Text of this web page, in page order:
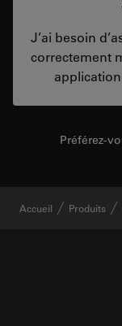
J’ai besoin
correctement
Préférez-
Accueil Produits